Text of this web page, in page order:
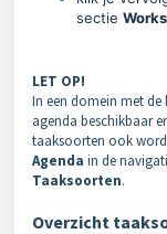
sectie
LET OP!
In een domein met
agenda beschikbaar
taaksoorten ook
Agenda in de
Taaksoorten.
Overzicht